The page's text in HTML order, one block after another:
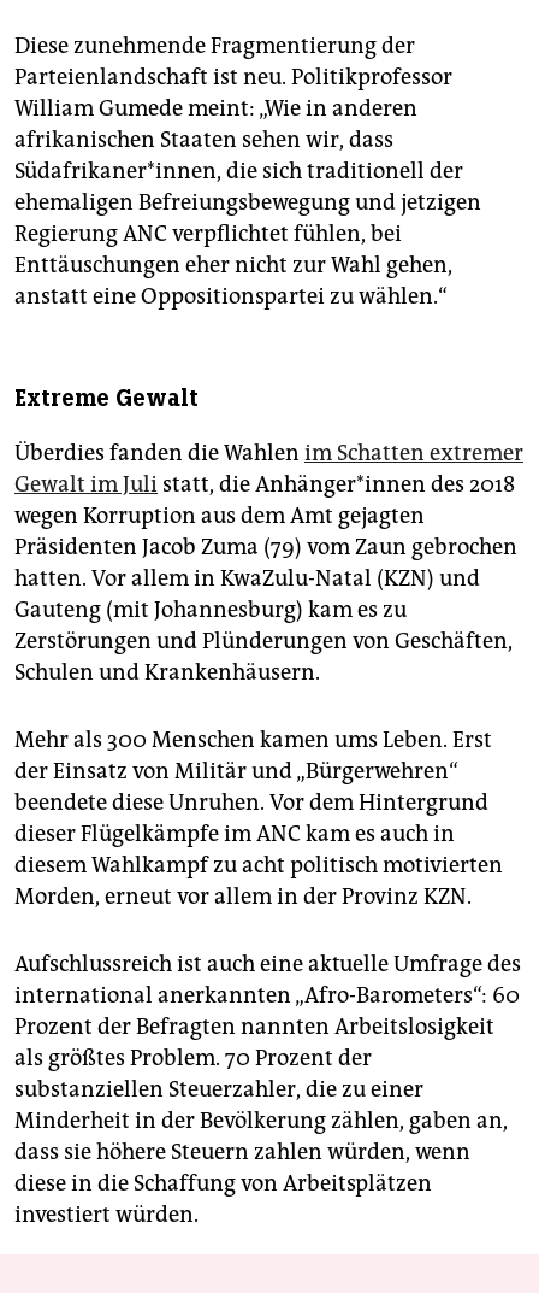
Diese zunehmende Fragmentierung der
Parteienlandschaft ist neu. Politikprofessor
William Gumede meint: „Wie in anderen
afrikanischen Staaten sehen wir, dass
Südafrikaner*innen, die sich traditionell der
ehemaligen Befreiungsbewegung und jetzigen
Regierung ANC verpflichtet fühlen, bei
Enttäuschungen eher nicht zur Wahl gehen,
anstatt eine Oppositionspartei zu wählen.“
Extreme Gewalt
Überdies fanden die Wahlen im Schatten extremer
Gewalt im Juli statt, die An­hän­ge­r*in­nen des 2018
wegen Korruption aus dem Amt gejagten
Präsidenten Jacob Zuma (79) vom Zaun gebrochen
hatten. Vor allem in KwaZulu-Natal (KZN) und
Gauteng (mit Johannesburg) kam es zu
Zerstörungen und Plünderungen von Geschäften,
Schulen und Krankenhäusern.
Mehr als 300 Menschen kamen ums Leben. Erst
der Einsatz von Militär und „Bürgerwehren“
beendete diese Unruhen. Vor dem Hintergrund
dieser Flügelkämpfe im ANC kam es auch in
diesem Wahlkampf zu acht politisch motivierten
Morden, erneut vor allem in der Provinz KZN.
Aufschlussreich ist auch eine aktuelle Umfrage des
international anerkannten „Afro-Barometers“: 60
Prozent der Befragten nannten Arbeitslosigkeit
als größtes Problem. 70 Prozent der
substanziellen Steuerzahler, die zu einer
Minderheit in der Bevölkerung zählen, gaben an,
dass sie höhere Steuern zahlen würden, wenn
diese in die Schaffung von Arbeitsplätzen
investiert würden.